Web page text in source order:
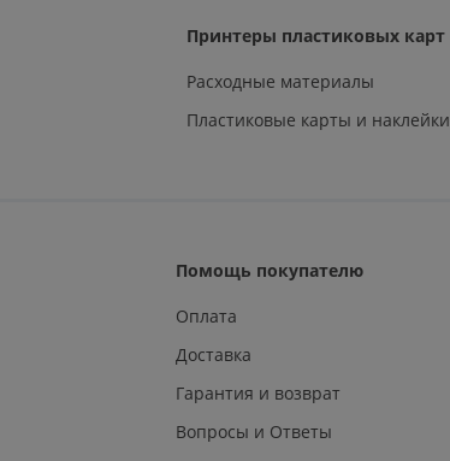
Принтеры пластиковых карт
Расходные материалы
Пластиковые карты и наклейки
Помощь покупателю
Оплата
Доставка
Гарантия и возврат
Вопросы и Ответы